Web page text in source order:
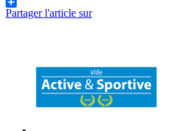
Partager l'article sur